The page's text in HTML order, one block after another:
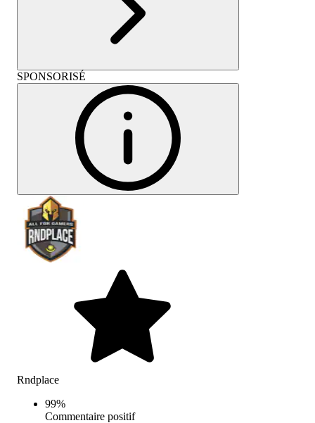
SPONSORISÉ
Rndplace
99%
Commentaire positif